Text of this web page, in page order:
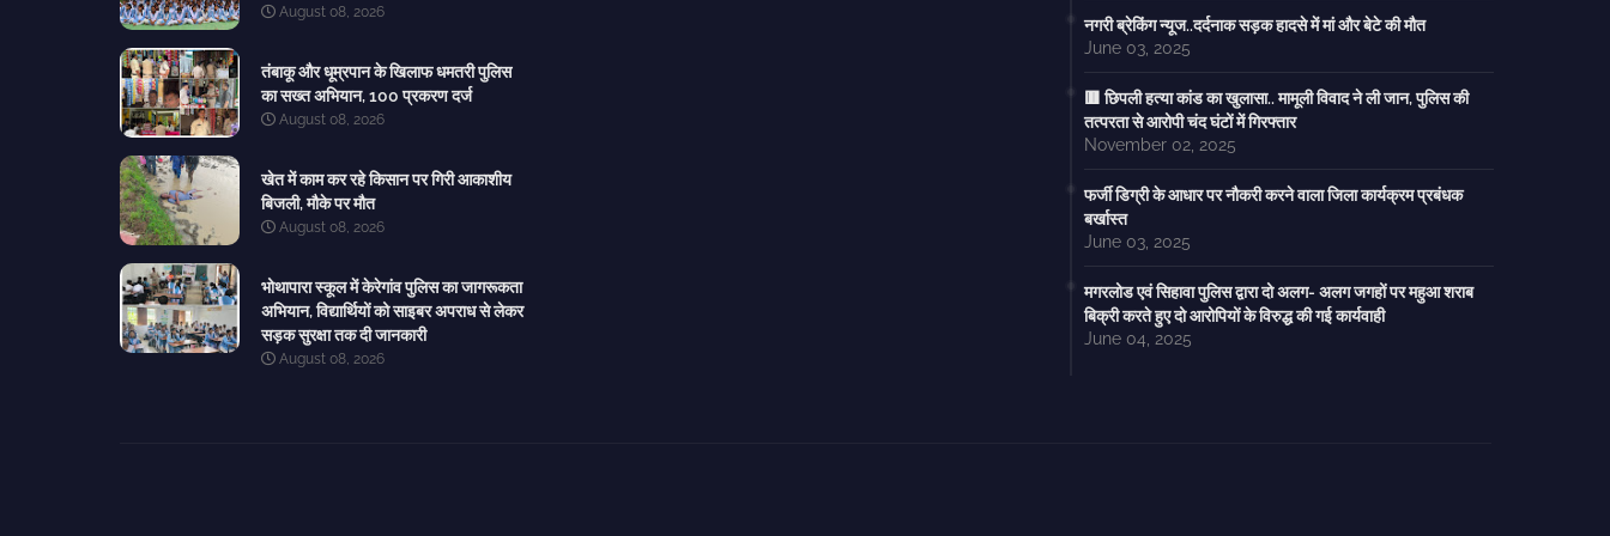
August 08, 2026
तंबाकू और धूम्रपान के खिलाफ धमतरी पुलिस
का सख्त अभियान, 100 प्रकरण दर्ज
August 08, 2026
खेत में काम कर रहे किसान पर गिरी आकाशीय
बिजली, मौके पर मौत
August 08, 2026
भोथापारा स्कूल में केरेगांव पुलिस का जागरूकता
अभियान, विद्यार्थियों को साइबर अपराध से लेकर
सड़क सुरक्षा तक दी जानकारी
August 08, 2026
नगरी ब्रेकिंग न्यूज..दर्दनाक सड़क हादसे में मां और बेटे की मौत
June 03, 2025
🟥 छिपली हत्या कांड का खुलासा.. मामूली विवाद ने ली जान, पुलिस की
तत्परता से आरोपी चंद घंटों में गिरफ्तार
November 02, 2025
फर्जी डिग्री के आधार पर नौकरी करने वाला जिला कार्यक्रम प्रबंधक
बर्खास्त
June 03, 2025
मगरलोड एवं सिहावा पुलिस द्वारा दो अलग- अलग जगहों पर महुआ शराब
बिक्री करते हुए दो आरोपियों के विरुद्ध की गई कार्यवाही
June 04, 2025